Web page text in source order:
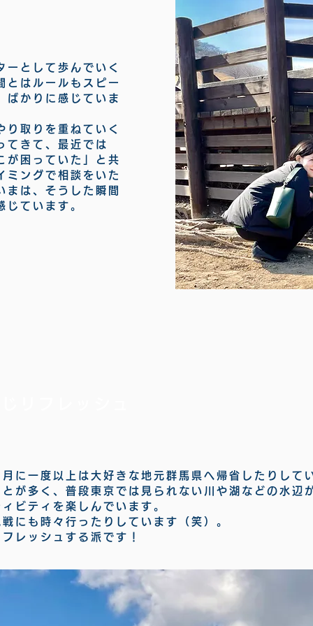
ーとして歩んでいく
とはルールもスピー
ばかりに感じていま
り取りを重ねていく
てきて、最近では
が困っていた」と共
ミングで相談をいた
まは、そうした瞬間
じています。
に一度以上は大好きな地元群馬県へ帰省したりして
が多く、普段東京では見られない川や湖などの水辺
ビティを楽しんでいます。
にも時々行ったりしています（笑）。
レッシュする派です！